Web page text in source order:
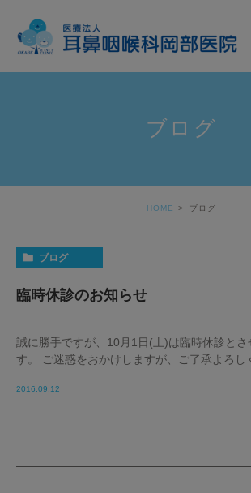
ブログ
HOME ブログ
ブログ
臨時休診のお知らせ
誠に勝手ですが、10月1日(土)は臨時休診とさ
す。 ご迷惑をおかけしますが、ご了承よろし
2016.09.12